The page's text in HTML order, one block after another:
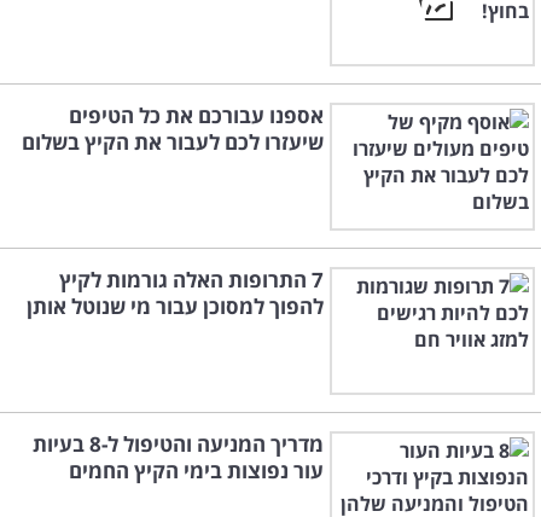
אספנו עבורכם את כל הטיפים
שיעזרו לכם לעבור את הקיץ בשלום
7 התרופות האלה גורמות לקיץ
להפוך למסוכן עבור מי שנוטל אותן
מדריך המניעה והטיפול ל-8 בעיות
עור נפוצות בימי הקיץ החמים